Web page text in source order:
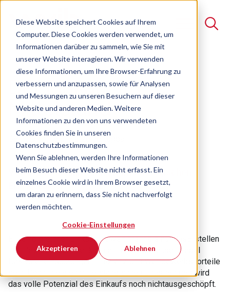
Diese Website speichert Cookies auf Ihrem
Computer. Diese Cookies werden verwendet, um
Informationen darüber zu sammeln, wie Sie mit
unserer Website interagieren. Wir verwenden
diese Informationen, um Ihre Browser-Erfahrung zu
verbessern und anzupassen, sowie für Analysen
und Messungen zu unseren Besuchern auf dieser
Website und anderen Medien. Weitere
Informationen zu den von uns verwendeten
Cookies finden Sie in unseren
Datenschutzbestimmungen.
Wenn Sie ablehnen, werden Ihre Informationen
beim Besuch dieser Website nicht erfasst. Ein
einzelnes Cookie wird in Ihrem Browser gesetzt,
um daran zu erinnern, dass Sie nicht nachverfolgt
werden möchten.
Cookie-Einstellungen
Akzeptieren Ablehnen
Suche
Es gibt keine Vorschläge, da das Suchfeld leer ist.
Der Einkauf im
Mittelstand
Seminar Freie Plätze verfügbar
Von der Bestellabteilung zum strategischen
Erfolgsfaktor
Ein erfolgreicher Einkauf ist weit mehr als nur dasErstellen
von Bestellungen – er kann ein entscheidender Hebel
fürKosteneinsparungen, Effizienz und Wettbewerbsvorteile
sein. Doch in vielenmittelständischen Unternehmen wird
das volle Potenzial des Einkaufs noch nichtausgeschöpft.